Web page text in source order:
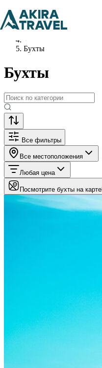
Главная
Что посмотреть
Бухты
Бухты
Все фильтры
Все местоположения
Любая цена
Посмотрите бухты на карте